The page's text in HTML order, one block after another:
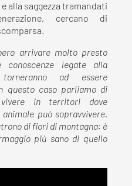
alla saggezza tramandati
cercano di
arrivare molto presto
legate alla
ad essere
questo caso parliamo di
in territori dove
può sopravvivere.
di fiori di montagna: è
più sano di quello